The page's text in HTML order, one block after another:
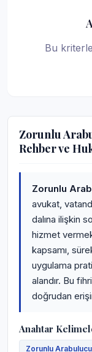
Bu
Zorunlu
Rehber ve
Zorunlu
avukat,
dalına ilişkin
hizmet
kapsamı,
uygulama
alandır. Bu
doğrudan
Anahtar
Zorunlu